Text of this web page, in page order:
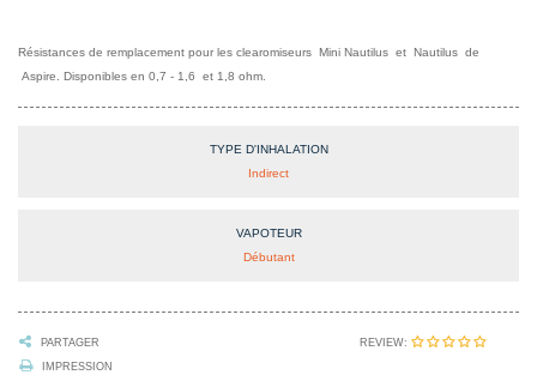
Résistances de remplacement pour les clearomiseurs Mini Nautilus et Nautilus de
Aspire. Disponibles en 0,7 - 1,6 et 1,8 ohm.
TYPE D'INHALATION
Indirect
VAPOTEUR
Débutant
PARTAGER
IMPRESSION
REVIEW: